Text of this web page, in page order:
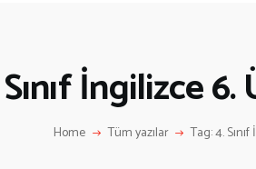
İngilizce
Home Tüm yazılar Tag: 4.